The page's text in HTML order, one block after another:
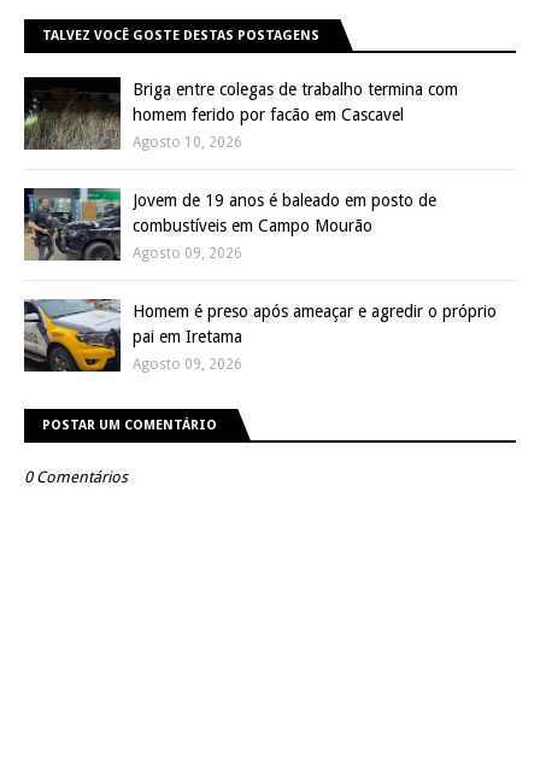
TALVEZ VOCÊ GOSTE DESTAS POSTAGENS
Briga entre colegas de trabalho termina com
homem ferido por facão em Cascavel
Agosto 10, 2026
Jovem de 19 anos é baleado em posto de
combustíveis em Campo Mourão
Agosto 09, 2026
Homem é preso após ameaçar e agredir o próprio
pai em Iretama
Agosto 09, 2026
POSTAR UM COMENTÁRIO
0 Comentários